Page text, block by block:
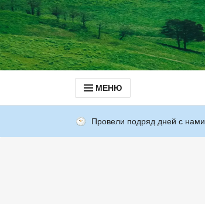
МЕНЮ
Провели подряд дней с нами